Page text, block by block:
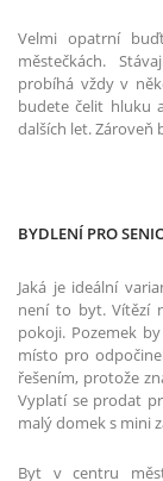
Velmi opatrní
městečkách.
probíhá vždy v
budete čelit hluku
dalších let.
BYDLENÍ PRO
Jaká je ideální
není to byt. Vítězí
pokoji. Pozemek
místo pro
řešením, protože
Vyplatí se prodat
malý domek s mini
Byt v centru